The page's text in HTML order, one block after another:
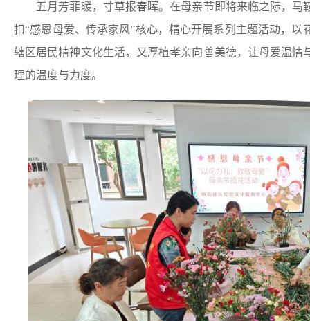
五月芳菲暖，寸草报春晖。在母亲节即将来临之际，马
扣“感恩母爱、传承家风”核心，精心开展系列主题活动，
辖区居民精神文化生活，又厚植孝亲向善美德，让母爱温
理的温度与力度。